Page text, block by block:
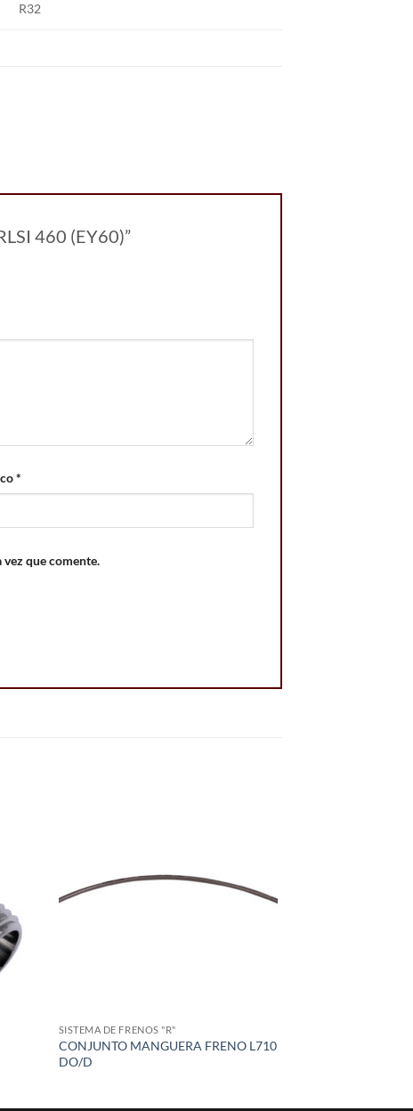
R32
460 (EY60)”
*
que comente.
SISTEMA DE FRENOS "R"
CONJUNTO MANGUERA FRENO L710
DO/D